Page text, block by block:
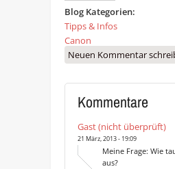
Blog Kategorien:
Tipps & Infos
Canon
Neuen Kommentar
Kommentare
Gast (nicht überprüft)
21 März, 2013 - 19:09
Meine Frage: Wie
aus?